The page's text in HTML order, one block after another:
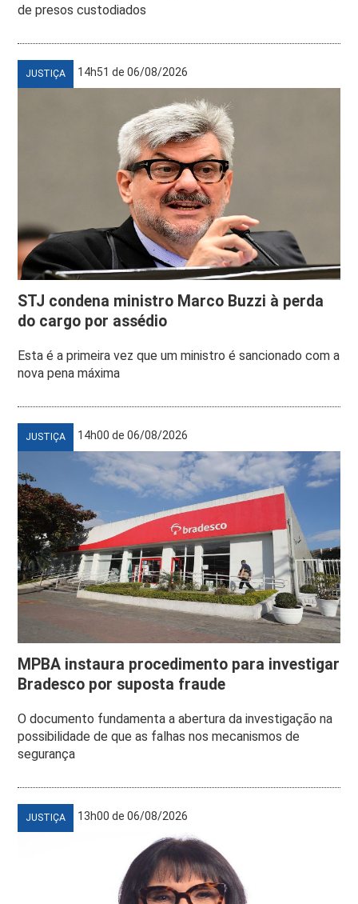
de presos custodiados
JUSTIÇA 14h51 de 06/08/2026
STJ condena ministro Marco Buzzi à perda
do cargo por assédio
Esta é a primeira vez que um ministro é sancionado com a
nova pena máxima
JUSTIÇA 14h00 de 06/08/2026
MPBA instaura procedimento para investigar
Bradesco por suposta fraude
O documento fundamenta a abertura da investigação na
possibilidade de que as falhas nos mecanismos de
segurança
JUSTIÇA 13h00 de 06/08/2026